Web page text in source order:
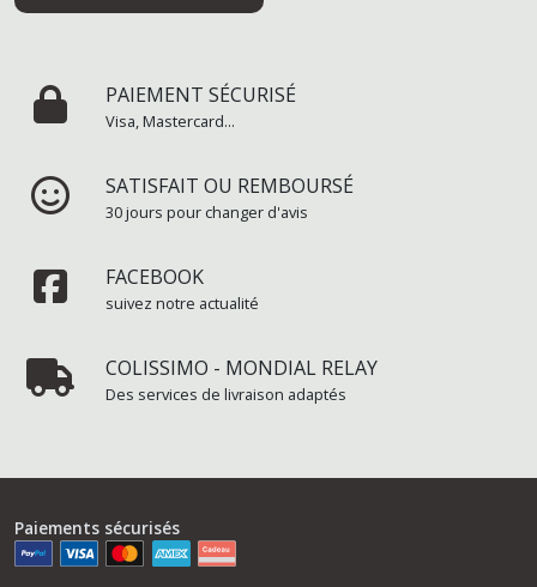
PAIEMENT SÉCURISÉ
Visa, Mastercard...
SATISFAIT OU REMBOURSÉ
30 jours pour changer d'avis
FACEBOOK
suivez notre actualité
COLISSIMO - MONDIAL RELAY
Des services de livraison adaptés
Paiements sécurisés